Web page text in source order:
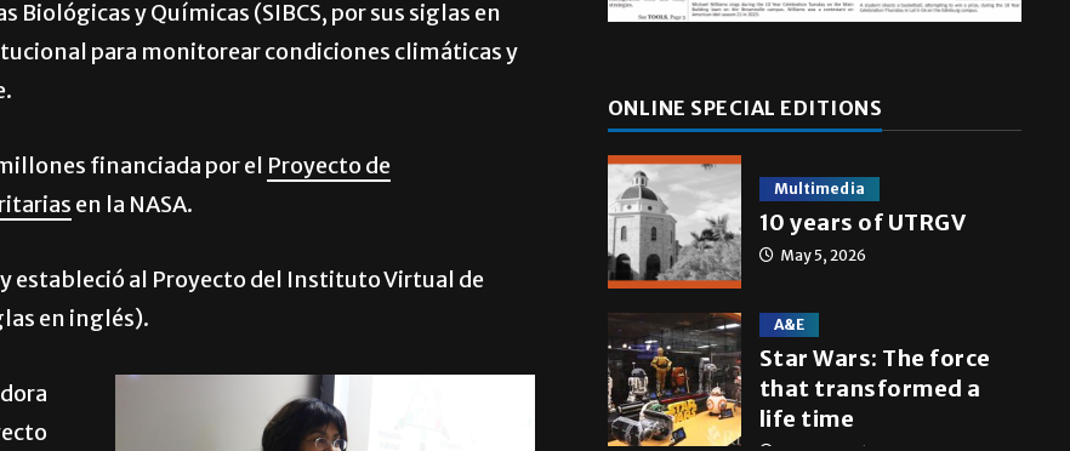
Biológicas y Químicas (SIBCS, por sus siglas en
para monitorear condiciones climáticas y
financiada por el Proyecto de
en la NASA.
estableció al Proyecto del Instituto Virtual de
en inglés).
ONLINE SPECIAL EDITIONS
Multimedia
10 years of UTRGV
May 5, 2026
A&E
Star Wars: The force
that transformed a
life time